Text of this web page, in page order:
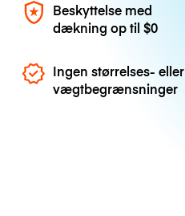
Beskyttelse med
dækning op til$0
Ingen størrelses- eller
vægtbegrænsninger